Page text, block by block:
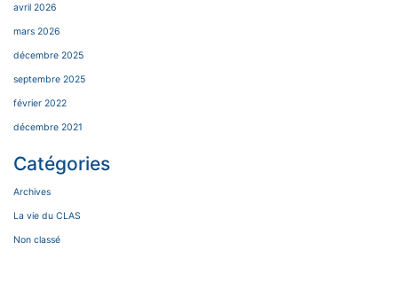
avril 2026
mars 2026
décembre 2025
septembre 2025
février 2022
décembre 2021
Catégories
Archives
La vie du CLAS
Non classé